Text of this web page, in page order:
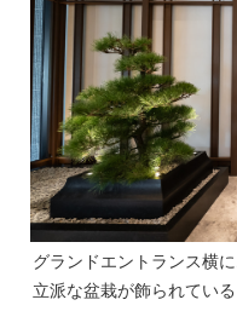
グランドエントランス横
立派な盆栽が飾られている